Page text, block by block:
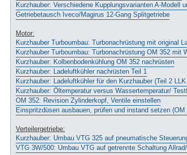
Kurzhauber: Verschiedene Kupplungsvarianten A-Modell
Getriebetausch Iveco/Magirus 12-Gang Splitgetriebe
Motor:
Kurzhauber Turboumbau: Turbonachrüstung mit original
Kurzhauber Turboumbau: Turbonachrüstung OM 352 mit
Kurzhauber: Kolbenbodenkühlung OM 352 nachrüsten
Kurzhauber: Ladeluftkühler nachrüsten Teil 1
Kurzhauber: Ladeluftkühler für den Kurzhauber (Teil 2
Kurzhauber: Öltemperatur versus Wassertemperatur/
OM 352: Revision Zylinderkopf, Ventile einstellen
Einspritzdüsen ausbauen, prüfen und instand setzen
Verteilergetriebe:
Kurzhauber: Umbau VTG 325 auf pneumatische
VTG 3W/500: Umbau VTG auf getrennte Schaltung